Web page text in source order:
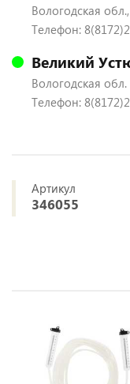
Вологодская
Телефон:
Великий
Вологодская
Телефон:
Артикул
346055